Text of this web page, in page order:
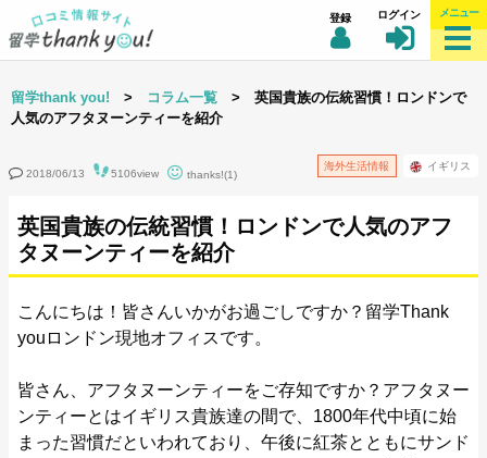
登録 ログイン メニュー
留学thank you! > コラム一覧 > 英国貴族の伝統習慣！ロンドンで
人気のアフタヌーンティーを紹介
2018/06/13 5106view thanks!(1)
イギリス
海外生活情報
英国貴族の伝統習慣！ロンドンで人気のアフ
タヌーンティーを紹介
こんにちは！皆さんいかがお過ごしですか？留学Thank
youロンドン現地オフィスです。
皆さん、アフタヌーンティーをご存知ですか？アフタヌー
ンティーとはイギリス貴族達の間で、1800年代中頃に始
まった習慣だといわれており、午後に紅茶とともにサンド